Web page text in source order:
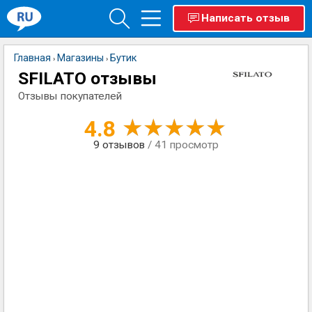
Написать отзыв
Главная › Магазины › Бутик
SFILATO отзывы
Отзывы покупателей
4.8
9 отзывов / 41 просмотр